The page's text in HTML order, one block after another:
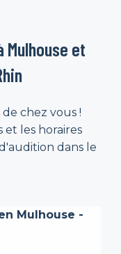
et
chez vous !
et les horaires
dans le